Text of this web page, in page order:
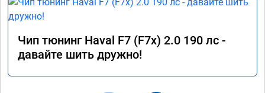
Чип тюнинг Haval F7 (F7x) 2.0 190 лс -
давайте шить дружно!